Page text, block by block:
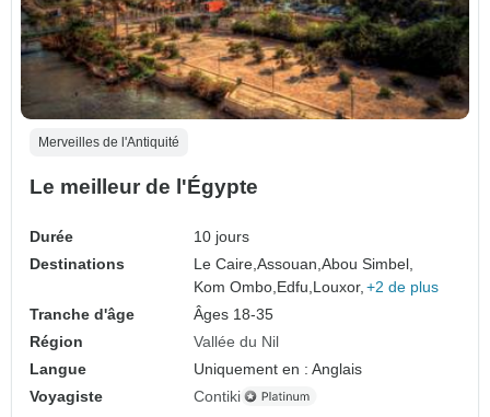
Merveilles de l'Antiquité
Le meilleur de l'Égypte
Durée
10 jours
Destinations
Le Caire,Assouan,Abou Simbel,
Kom Ombo, Edfu, Louxor, +2 de plus
Tranche d'âge
Âges 18-35
Région
Vallée du Nil
Langue
Uniquement en : Anglais
Voyagiste
Contiki